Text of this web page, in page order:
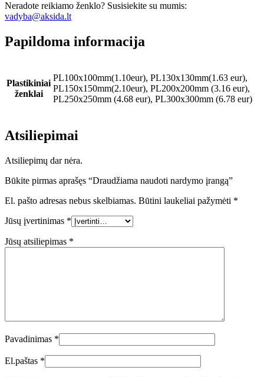
Neradote reikiamo ženklo? Susisiekite su mumis:
vadyba@aksida.lt
Papildoma informacija
Plastikiniai
ženklai
PL100x100mm(1.10eur), PL130x130mm(1.63 eur),
PL150x150mm(2.10eur), PL200x200mm (3.16 eur),
PL250x250mm (4.68 eur), PL300x300mm (6.78 eur)
Atsiliepimai
Atsiliepimų dar nėra.
Būkite pirmas aprašęs “Draudžiama naudoti nardymo įrangą”
El. pašto adresas nebus skelbiamas. Būtini laukeliai pažymėti *
Jūsų įvertinimas *
Jūsų atsiliepimas *
Pavadinimas *
El.paštas *